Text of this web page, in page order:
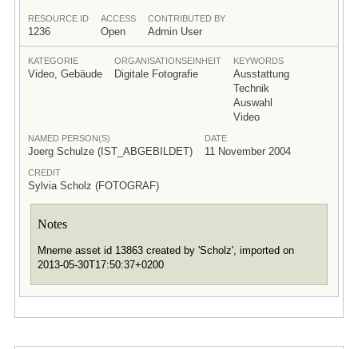
RESOURCE ID
1236
ACCESS
Open
CONTRIBUTED BY
Admin User
KATEGORIE
Video, Gebäude
ORGANISATIONSEINHEIT
Digitale Fotografie
KEYWORDS
Ausstattung
Technik
Auswahl
Video
NAMED PERSON(S)
Joerg Schulze (IST_ABGEBILDET)
DATE
11 November 2004
CREDIT
Sylvia Scholz (FOTOGRAF)
Notes
Mneme asset id 13863 created by 'Scholz', imported on
2013-05-30T17:50:37+0200